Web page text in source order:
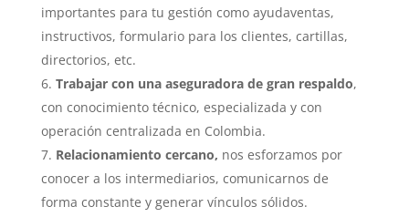
importantes para tu gestión como ayudaventas,
instructivos, formulario para los clientes, cartillas,
directorios, etc.
Trabajar con una aseguradora de gran respaldo,
con conocimiento técnico, especializada y con
operación centralizada en Colombia.
Relacionamiento cercano, nos esforzamos por
conocer a los intermediarios, comunicarnos de
forma constante y generar vínculos sólidos.